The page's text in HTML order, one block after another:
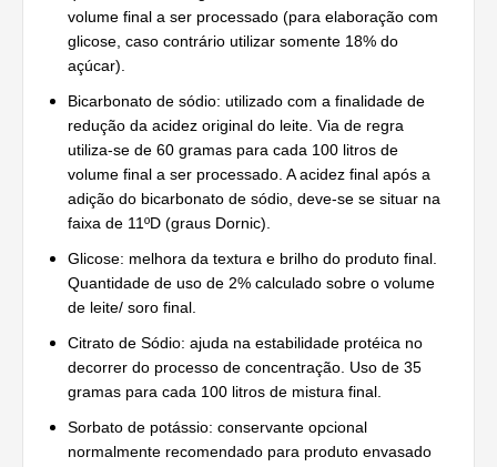
volume final a ser processado (para elaboração com
glicose, caso contrário utilizar somente 18% do
açúcar).
Bicarbonato de sódio: utilizado com a finalidade de
redução da acidez original do leite. Via de regra
utiliza-se de 60 gramas para cada 100 litros de
volume final a ser processado. A acidez final após a
adição do bicarbonato de sódio, deve-se se situar na
faixa de 11ºD (graus Dornic).
Glicose: melhora da textura e brilho do produto final.
Quantidade de uso de 2% calculado sobre o volume
de leite/ soro final.
Citrato de Sódio: ajuda na estabilidade protéica no
decorrer do processo de concentração. Uso de 35
gramas para cada 100 litros de mistura final.
Sorbato de potássio: conservante opcional
normalmente recomendado para produto envasado